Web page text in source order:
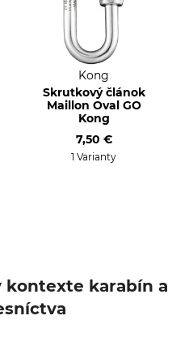
Kong
Skrutkový článok
Maillon Oval GO
Kong
7,50 €
1 Varianty
kontexte karabín a